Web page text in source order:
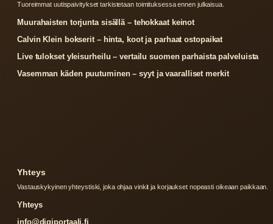
Tuoreimmat uutispaivitykset tarkistetaan toimituksessa ennen julkaisua.
Muurahaisten torjunta sisällä – tehokkaat keinot
Calvin Klein bokserit – hinta, koot ja parhaat ostopaikat
Live tulokset yleisurheilu – vertailu suomen parhaista palveluista
Vasemman käden puutuminen – syyt ja vaaralliset merkit
Yhteys
Vastauskykyinen yhteystiski, joka ohjaa vinkit ja korjaukset nopeasti oikeaan paikkaan.
Yhteys
info@digiportaali.fi